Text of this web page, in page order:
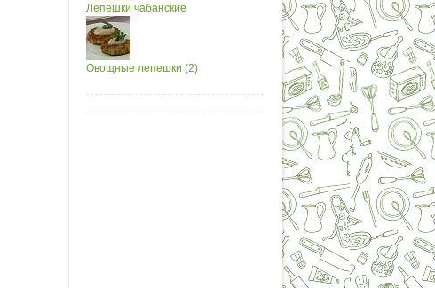
Лепешки чабанские
Овощные лепешки (2)